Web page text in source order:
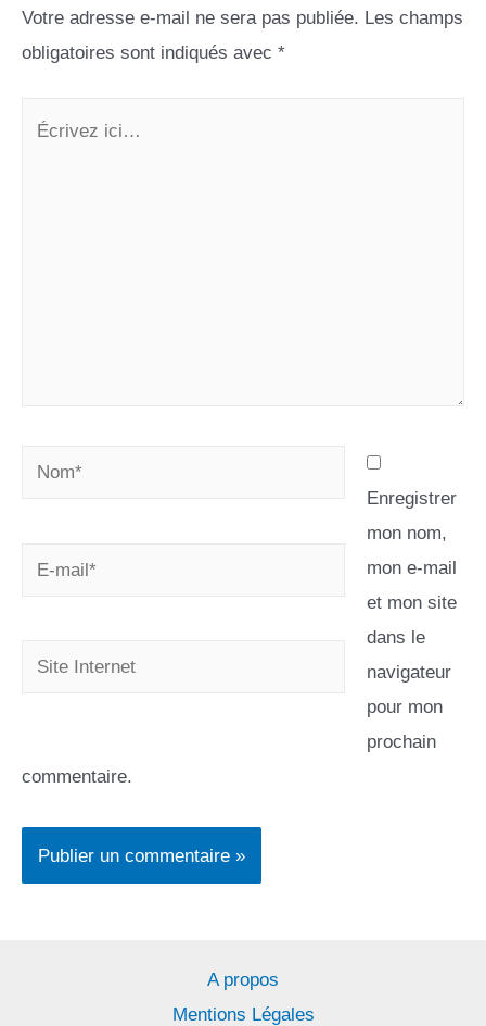
Votre adresse e-mail ne sera pas publiée. Les champs
obligatoires sont indiqués avec *
Enregistrer
mon nom,
mon e-mail
et mon site
dans le
navigateur
pour mon
prochain
commentaire.
A propos
Mentions Légales